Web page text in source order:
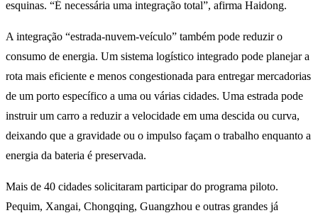
esquinas. “É necessária uma integração total”, afirma Haidong.
A integração “estrada-nuvem-veículo” também pode reduzir o
consumo de energia. Um sistema logístico integrado pode planejar a
rota mais eficiente e menos congestionada para entregar mercadorias
de um porto específico a uma ou várias cidades. Uma estrada pode
instruir um carro a reduzir a velocidade em uma descida ou curva,
deixando que a gravidade ou o impulso façam o trabalho enquanto a
energia da bateria é preservada.
Mais de 40 cidades solicitaram participar do programa piloto.
Pequim, Xangai, Chongqing, Guangzhou e outras grandes já